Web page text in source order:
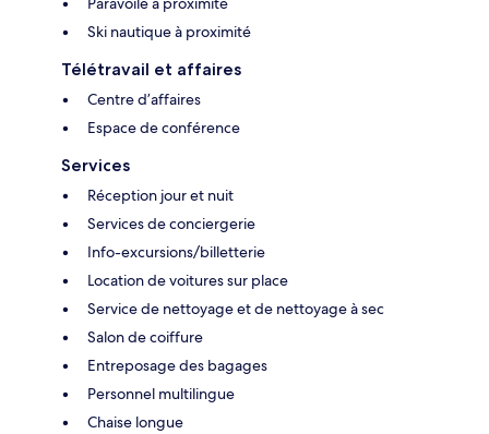
Ski nautique à proximité
Télétravail et affaires
Centre d’affaires
Espace de conférence
Services
Réception jour et nuit
Services de conciergerie
Info-excursions/billetterie
Location de voitures sur place
Service de nettoyage et de nettoyage à sec
Salon de coiffure
Entreposage des bagages
Personnel multilingue
Chaise longue